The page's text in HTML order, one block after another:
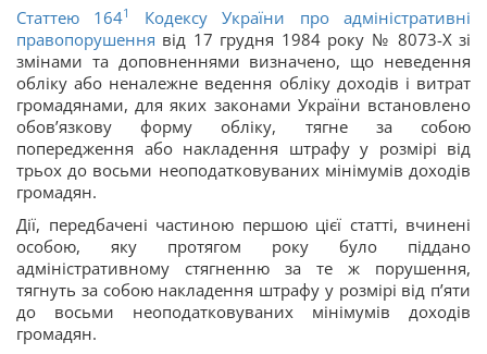
Статтею 1641
Кодексу України про адміністративні
правопорушення від 17 грудня 1984 року № 8073-Х зі
змінами та доповненнями визначено, що неведення
обліку або неналежне ведення обліку доходів і витрат
громадянами, для яких законами України встановлено
обов’язкову форму обліку, тягне за собою
попередження або накладення штрафу у розмірі від
трьох до восьми неоподатковуваних мінімумів доходів
громадян.
Дії, передбачені частиною першою цієї статті, вчинені
особою, яку протягом року було піддано
адміністративному стягненню за те ж порушення,
тягнуть за собою накладення штрафу у розмірі від п’яти
до восьми неоподатковуваних мінімумів доходів
громадян.